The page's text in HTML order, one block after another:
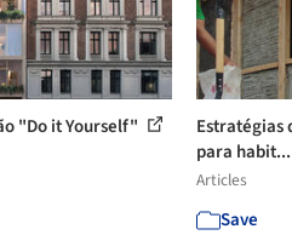
"Do it Yourself"
Estratégias
para habit...
Articles
Save